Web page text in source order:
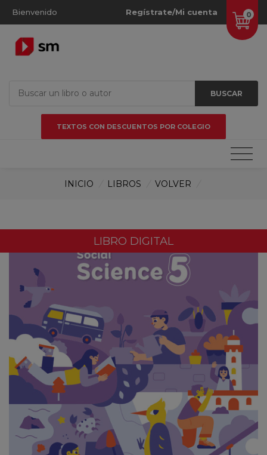
Bienvenido 0
Regístrate/Mi cuenta
BUSCAR
TEXTOS CON DESCUENTOS POR COLEGIO
INICIO LIBROS VOLVER
LIBRO DIGITAL